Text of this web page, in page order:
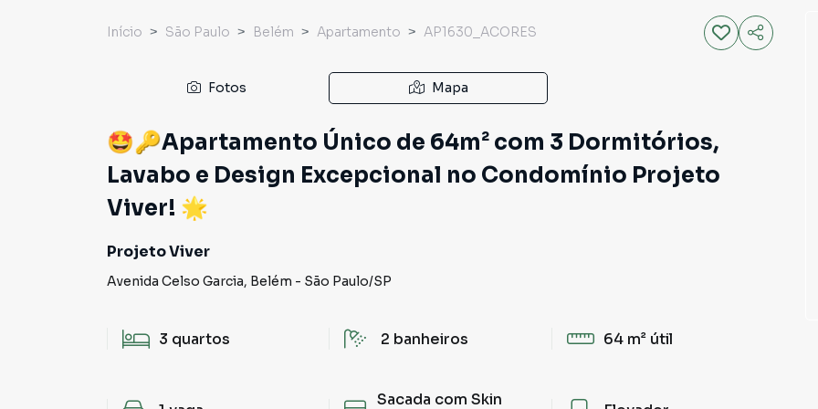
Início São Paulo Belém Apartamento AP1630_ACORES
Fotos Mapa
🤩🔑Apartamento Único de 64m² com 3 Dormitórios,
Lavabo e Design Excepcional no Condomínio Projeto
Viver! 🌟
Projeto Viver
Avenida Celso Garcia, Belém - São Paulo/SP
3 quartos 2 banheiros 64 m² útil
Sacada com Skin